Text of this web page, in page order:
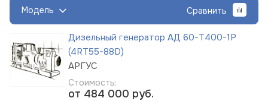
Модель Сравнить
Дизельный генератор АД 60-Т400-1Р
(4RT55-88D)
АРГУС
Стоимость:
от 484 000 руб.